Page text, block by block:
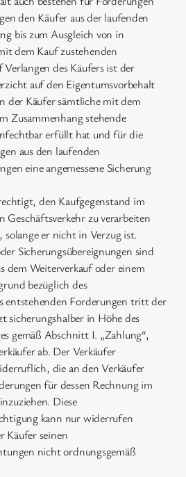
den Käufer aus der laufenden
bis zum Ausgleich von in
dem Kauf zustehenden
des Käufers ist der
auf den Eigentumsvorbehalt
der Käufer sämtliche mit dem
Zusammenhang stehende
erfüllt hat und für die
aus den laufenden
eine angemessene Sicherung
den Kaufgegenstand im
Geschäftsverkehr zu verarbeiten
solange er nicht in Verzug ist.
Sicherungsübereignungen sind
dem Weiterverkauf oder einem
bezüglich des
entstehenden Forderungen tritt der
sicherungshalber in Höhe des
gemäß Abschnitt I. „Zahlung“,
ab. Der Verkäufer
die an den Verkäufer
für dessen Rechnung im
Diese
kann nur widerrufen
Käufer seinen
nicht ordnungsgemäß